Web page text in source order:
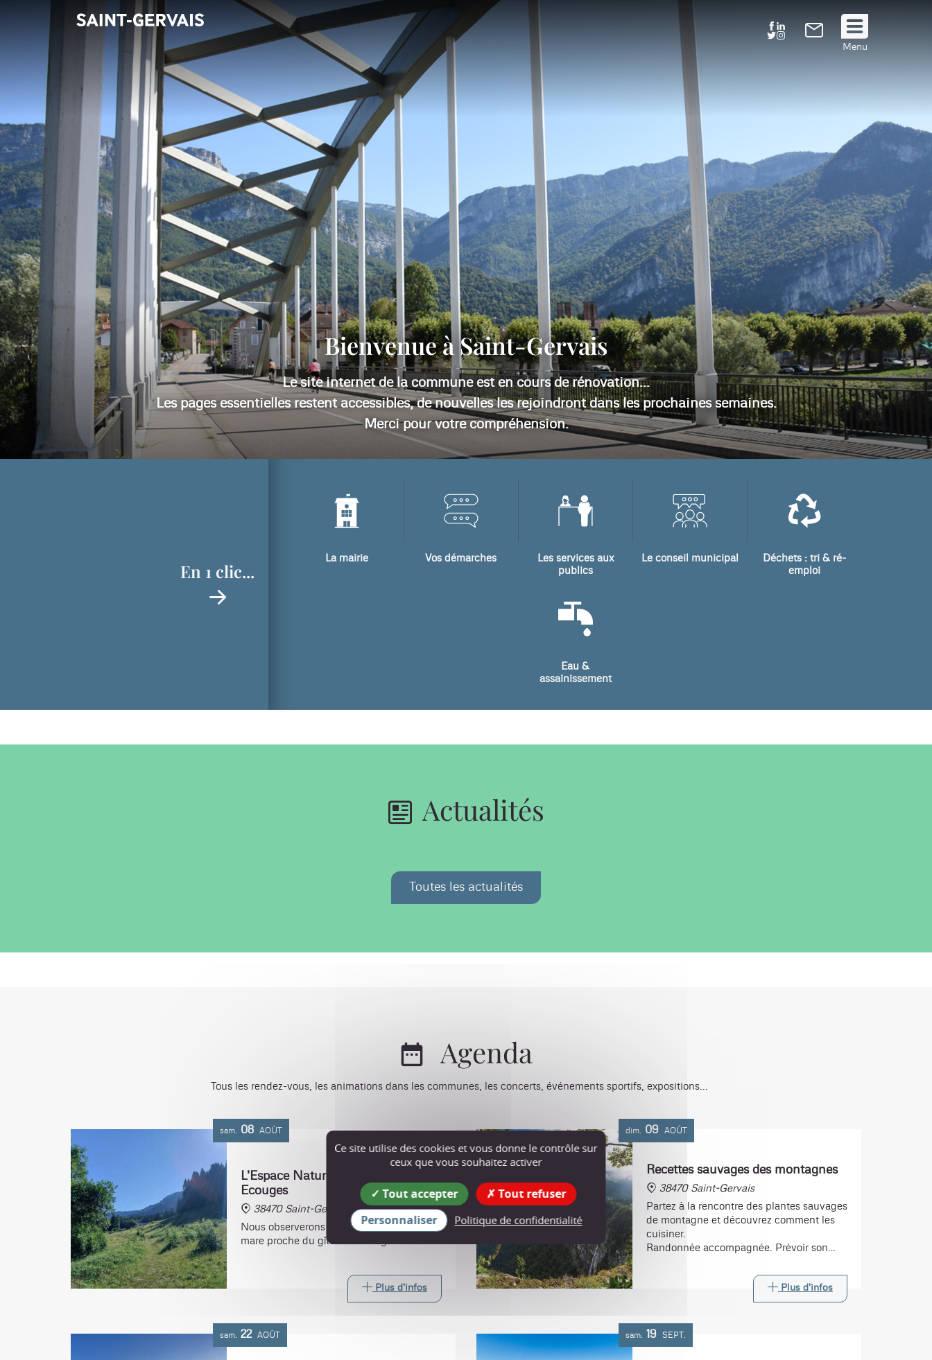
Menu
Bienvenue à Saint-Gervais
Le site internet de la commune est en cours de rénovation...
Les pages essentielles restent accessibles, de nouvelles les rejoindront dans les prochaines semaines.
Merci pour votre compréhension.
En 1 clic...
La mairie Vos démarches
Les services aux
publics
Le conseil municipal
Déchets : tri & ré-
emploi
Eau &
assainissement
Actualités
Toutes les actualités
Agenda
Tous les rendez-vous, les animations dans les communes, les concerts, événements sportifs, expositions...
sam. 08 AOÛT
L'Espace Naturel Sensible des
Ecouges
38470 Saint-Gervais
Nous observerons la biodiversité de la
mare proche du gîte des Écouges.
Plus d'infos
dim. 09 AOÛT
Recettes sauvages des montagnes
38470 Saint-Gervais
Partez à la rencontre des plantes sauvages
de montagne et découvrez comment les
cuisiner.
Randonnée accompagnée. Prévoir son
Plus d'infos
sam. 22 AOÛT sam. 19 SEPT.
Ce site utilise des cookies et vous donne le contrôle sur
ceux que vous souhaitez activer
Tout accepter
Tout refuser
Personnaliser
Politique de confidentialité